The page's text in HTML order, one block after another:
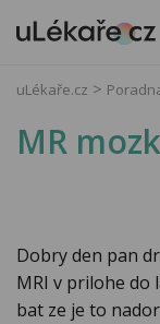
uLékaře.cz
MR
Dobry den pan
MRI v prilohe do
bat ze je to